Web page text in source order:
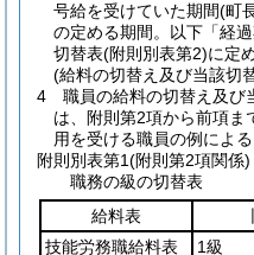
号給を受けていた期間(町
の定める期間。以下「経
切替表(附則別表第2)に定
(給料の切替え及び当該切
4
職員の給料の切替え及び
は、附則第2項から前項ま
用を受ける職員の例による
附則別表第1(附則第2項関係)
職務の級の切替表
給料表
技能労務職給料表
1級